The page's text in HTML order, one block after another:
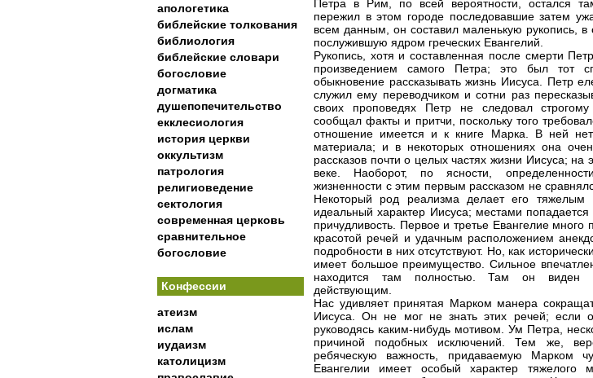
апологетика
библейские толкования
библиология
библейские словари
богословие
догматика
душепопечительство
екклесиология
история церкви
оккультизм
патрология
религиоведение
сектология
современная церковь
сравнительное
богословие
Конфессии
атеизм
ислам
иудаизм
католицизм
Петра в Рим, по всей вероятности, остался
пережил в этом городе последовавшие затем
всем данным, он составил маленькую рукопись, в
послужившую ядром греческих Евангелий.
Рукопись, хотя и составленная после смерти
произведением самого Петра; это был тот
обыкновение рассказывать жизнь Иисуса. Петр
служил ему переводчиком и сотни раз
своих проповедях Петр не следовал
сообщал факты и притчи, поскольку того
отношение имеется и к книге Марка. В ней нет
материала; и в некоторых отношениях она
рассказов почти о целых частях жизни Иисуса; на
веке. Наоборот, по ясности,
жизненности с этим первым рассказом не
Некоторый род реализма делает его тяжелым
идеальный характер Иисуса; местами
причудливость. Первое и третье Евангелие много
красотой речей и удачным расположением
подробности в них отсутствуют. Но, как
имеет большое преимущество. Сильное
находится там полностью. Там он виден
действующим.
Нас удивляет принятая Марком манера
Иисуса. Он не мог не знать этих речей; если
руководясь каким-нибудь мотивом. Ум Петра,
причиной подобных исключений. Тем же,
ребяческую важность, придаваемую Марком
Евангелии имеет особый характер тяжелого